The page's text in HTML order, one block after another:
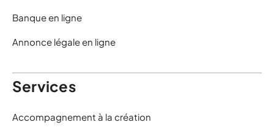
Banque en ligne
Annonce légale en ligne
Services
Accompagnement à la création